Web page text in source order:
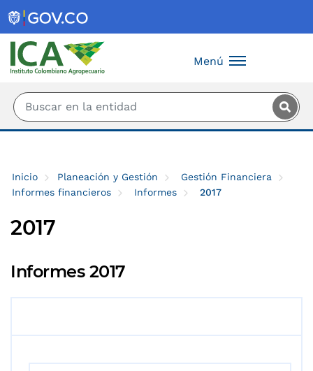
Menú
Inicio Planeación y Gestión
Gestión Financiera
Informes financieros
Informes 2017
2017
Informes 2017